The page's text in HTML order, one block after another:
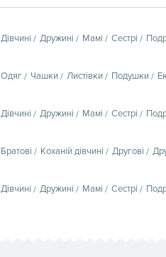
Дівчині Дружині Мамі Сестрі
Одяг Чашки Листівки Подушки
Дівчині Дружині Мамі Сестрі
Братові Коханій дівчині Другові
Дівчині Дружині Мамі Сестрі